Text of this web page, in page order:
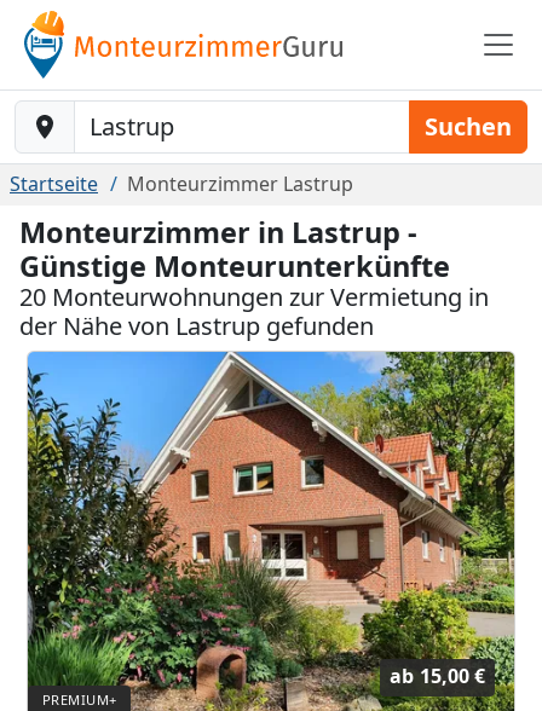
Baustelle-Location Suchen
Startseite Monteurzimmer Lastrup
Monteurzimmer in Lastrup -
Günstige Monteurunterkünfte
20 Monteurwohnungen zur Vermietung in
der Nähe von Lastrup gefunden
ab 15,00 €